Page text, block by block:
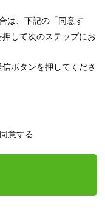
は、下記の「同意す
して次のステップにお
ボタンを押してくださ
意する